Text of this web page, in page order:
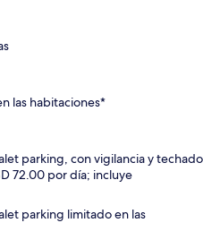
las habitaciones*
parking, con vigilancia y techado
72.00 por día; incluye
parking limitado en las